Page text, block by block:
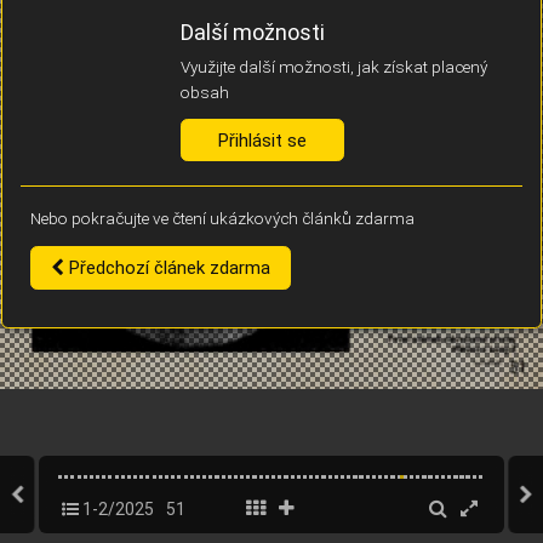
budeme tak moci přesněji vyhodnotit návštěvnost.
Vaše souhlasy a odmítnutí si ukládáme do vašeho zařízení, abychom se
vás už příště znovu neptali. Můžete je kdykoli později upravit ve Správě
Souhlasím Odmítám
1-2/2025 51
Další možnosti
Využijte další možnosti, jak získat placený
obsah
Přihlásit se
Nebo pokračujte ve čtení ukázkových článků zdarma
Předchozí článek zdarma